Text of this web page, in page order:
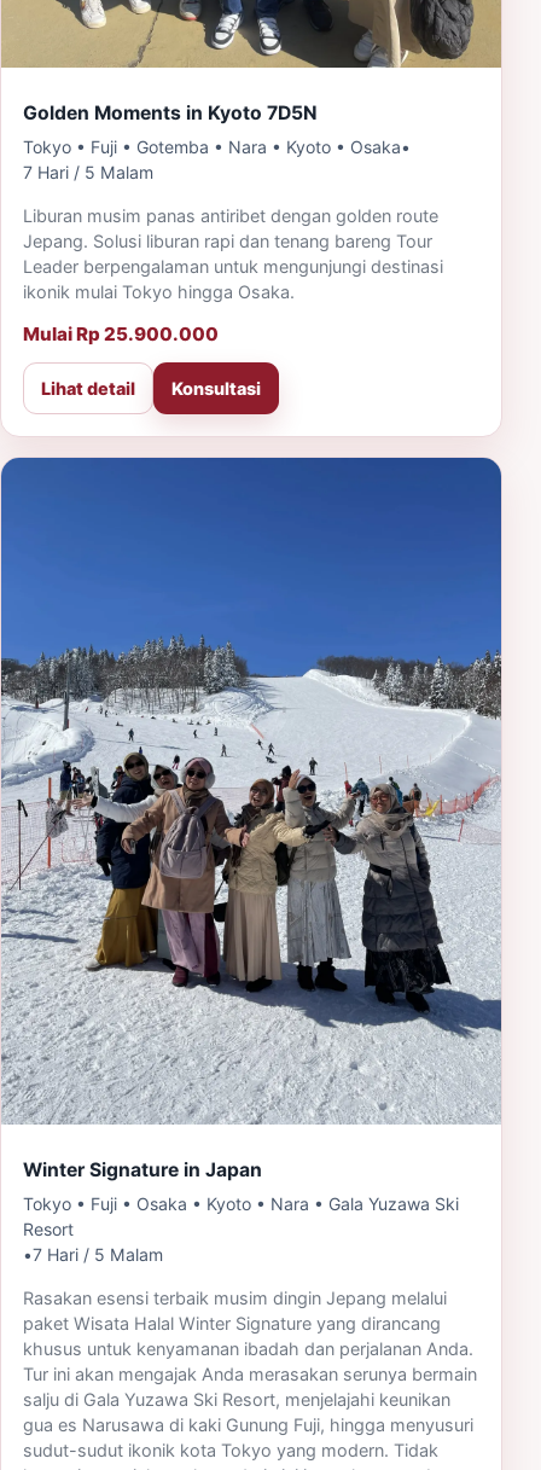
Golden Moments in Kyoto 7D5N
Tokyo • Fuji • Gotemba • Nara • Kyoto • Osaka•
7 Hari / 5 Malam
Liburan musim panas antiribet dengan golden route
Jepang. Solusi liburan rapi dan tenang bareng Tour
Leader berpengalaman untuk mengunjungi destinasi
ikonik mulai Tokyo hingga Osaka.
Mulai Rp 25.900.000
Lihat detail Konsultasi
Winter Signature in Japan
Tokyo • Fuji • Osaka • Kyoto • Nara • Gala Yuzawa Ski
Resort
•7 Hari / 5 Malam
Rasakan esensi terbaik musim dingin Jepang melalui
paket Wisata Halal Winter Signature yang dirancang
khusus untuk kenyamanan ibadah dan perjalanan Anda.
Tur ini akan mengajak Anda merasakan serunya bermain
salju di Gala Yuzawa Ski Resort, menjelajahi keunikan
gua es Narusawa di kaki Gunung Fuji, hingga menyusuri
sudut-sudut ikonik kota Tokyo yang modern. Tidak